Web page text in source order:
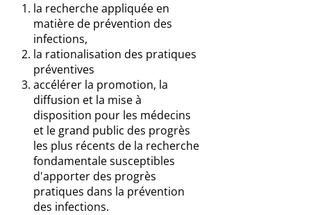
la recherche appliquée en
matière de prévention des
infections,
la rationalisation des pratiques
préventives
accélérer la promotion, la
diffusion et la mise à
disposition pour les médecins
et le grand public des progrès
les plus récents de la recherche
fondamentale susceptibles
d'apporter des progrès
pratiques dans la prévention
des infections.